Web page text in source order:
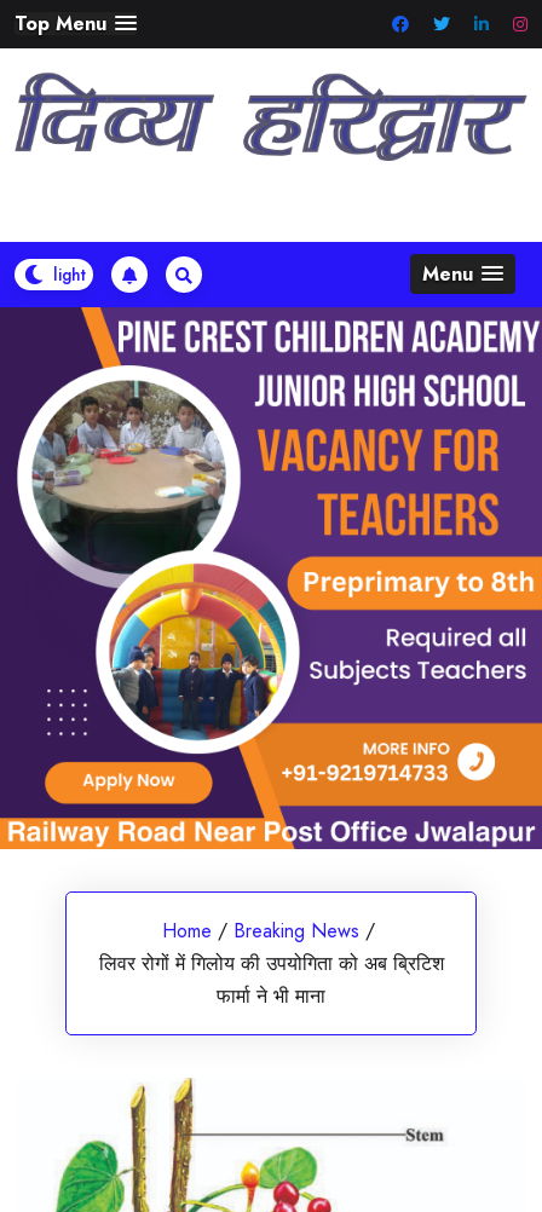
Skip
to
content
Top Menu
Menu
Home / Breaking News /
लिवर रोगों में गिलोय की उपयोगिता को अब ब्रिटिश
फार्मा ने भी माना